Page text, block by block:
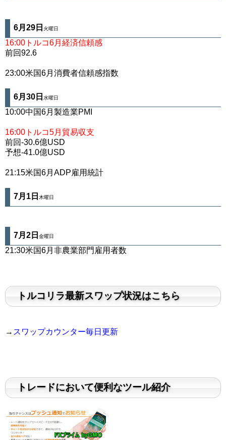
6月29 日 火曜日
16:00トルコ6月経済信頼感
前回92.6
23:00米国6月消費者信頼感指数
6月30 日 水曜日
10:00中国6月製造業PMI
16:00トルコ5月貿易収支
前回-30.6億USD
予想-41.0億USD
21:15米国6月ADP雇用統計
7月1日 木曜日
7月2 日 金曜日
21:30米国6月非農業部門雇用者数
トルコリラ最新スワップ状況はこちら
→ スワップカウンター毎日更新
トレードにおいて便利なツール紹介